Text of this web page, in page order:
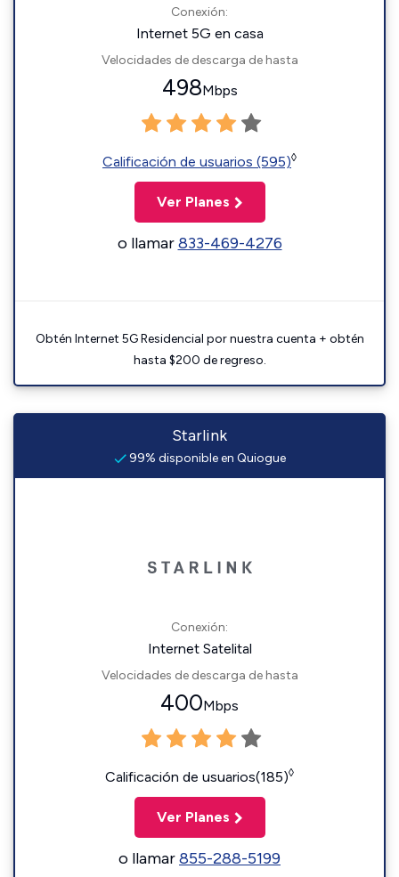
Conexión:
Internet 5G en casa
Velocidades de descarga de hasta
498Mbps
Calificación de usuarios (595)◊
Ver Planes
o llamar833-469-4276
Obtén Internet 5G Residencial por nuestra cuenta + obtén
hasta $200 de regreso.
Starlink
99% disponible en Quiogue
Conexión:
Internet Satelital
Velocidades de descarga de hasta
400Mbps
Calificación de usuarios(185)◊
Ver Planes
o llamar855-288-5199